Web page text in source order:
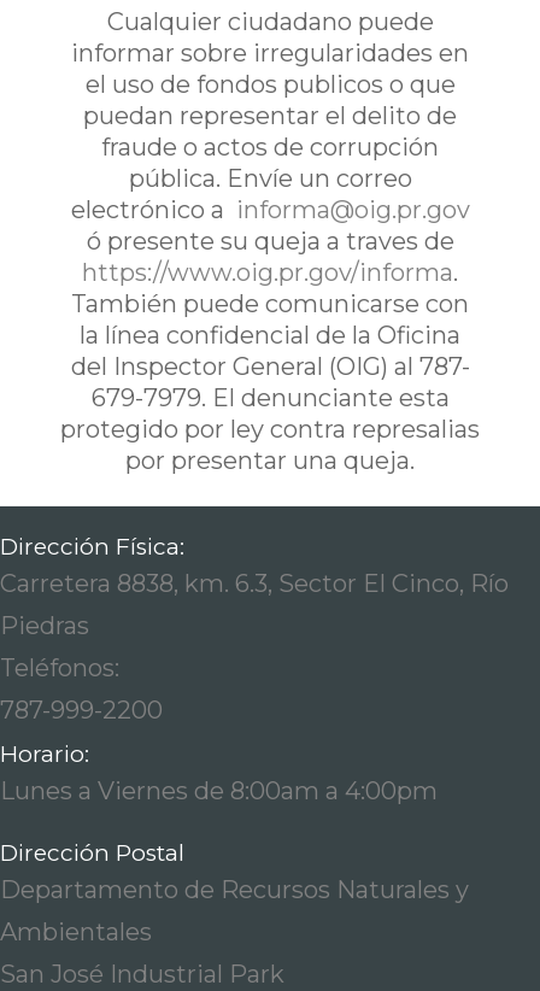
Cualquier ciudadano puede
informar sobre irregularidades en
el uso de fondos publicos o que
puedan representar el delito de
fraude o actos de corrupción
pública. Envíe un correo
electrónico a informa@oig.pr.gov
ó presente su queja a traves de
https://www.oig.pr.gov/informa.
También puede comunicarse con
la línea confidencial de la Oficina
del Inspector General (OIG) al 787-
679-7979. El denunciante esta
protegido por ley contra represalias
por presentar una queja.
Dirección Física:
Carretera 8838, km. 6.3, Sector El Cinco, Río
Piedras
Teléfonos:
787-999-2200
Horario:
Lunes a Viernes de 8:00am a 4:00pm
Dirección Postal
Departamento de Recursos Naturales y
Ambientales
San José Industrial Park